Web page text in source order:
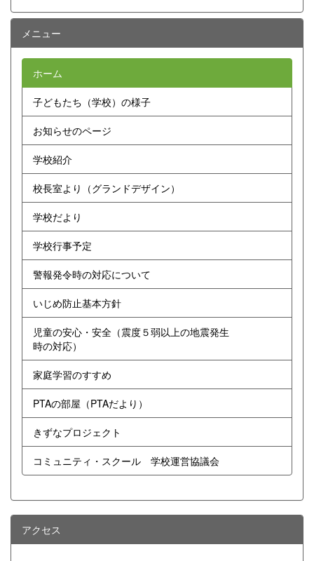
メニュー
ホーム
子どもたち（学校）の様子
お知らせのページ
学校紹介
校長室より（グランドデザイン）
学校だより
学校行事予定
警報発令時の対応について
いじめ防止基本方針
児童の安心・安全（震度５弱以上の地震発生
時の対応）
家庭学習のすすめ
PTAの部屋（PTAだより）
きずなプロジェクト
コミュニティ・スクール 学校運営協議会
アクセス